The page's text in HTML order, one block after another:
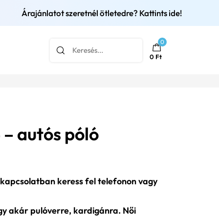
Árajánlatot szeretnél ötletedre? Kattints ide!
0
0 Ft
autós póló
keress fel telefonon vagy
akár pulóverre, kardigánra. Női